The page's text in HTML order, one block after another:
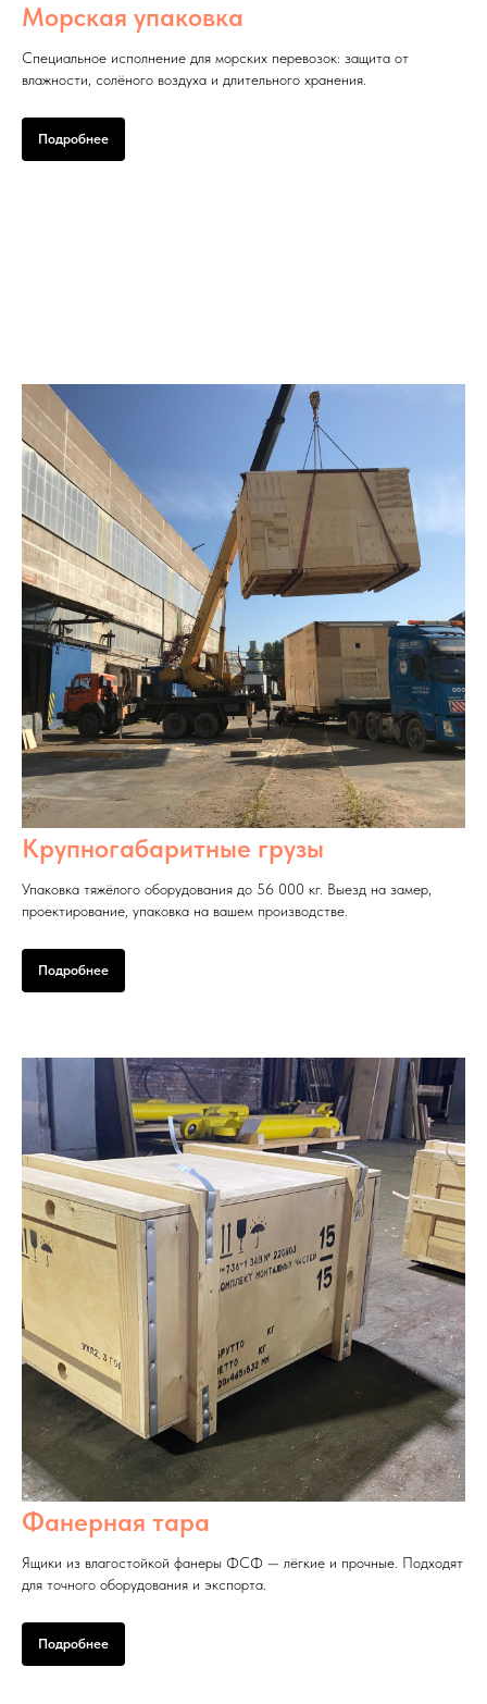
Морская упаковка
Специальное исполнение для морских перевозок: защита от
влажности, солёного воздуха и длительного хранения.
Подробнее
Крупногабаритные грузы
Упаковка тяжёлого оборудования до 56 000 кг. Выезд на замер,
проектирование, упаковка на вашем производстве.
Подробнее
Фанерная тара
Ящики из влагостойкой фанеры ФСФ — лёгкие и прочные. Подходят
для точного оборудования и экспорта.
Подробнее